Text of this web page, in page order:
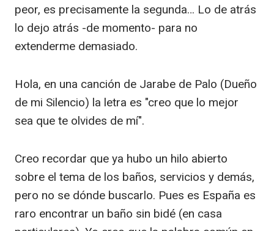
peor, es precisamente la segunda… Lo de atrás
lo dejo atrás -de momento- para no
extenderme demasiado.
Hola, en una canción de Jarabe de Palo (Dueño
de mi Silencio) la letra es "creo que lo mejor
sea que te olvides de mí".
Creo recordar que ya hubo un hilo abierto
sobre el tema de los baños, servicios y demás,
pero no se dónde buscarlo. Pues es España es
raro encontrar un baño sin bidé (en casa